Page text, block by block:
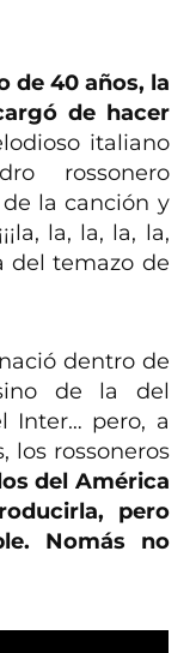
de 40 años, la
de hacer
italiano
rossonero
la canción y
la, la, la, la,
del temazo de
dentro de
de la del
Inter… pero, a
los rossoneros
del América
pero
Nomás no